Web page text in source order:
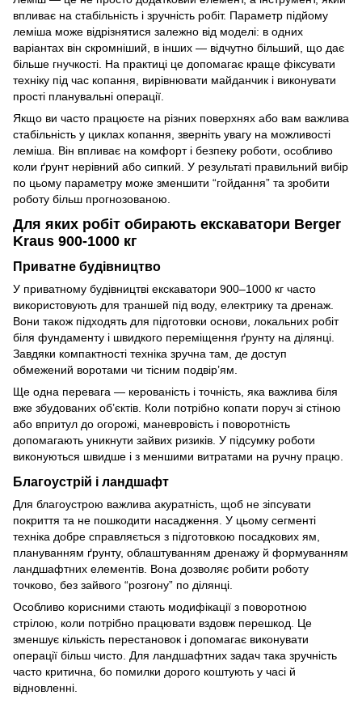
впливає на стабільність і зручність робіт. Параметр підйому
леміша може відрізнятися залежно від моделі: в одних
варіантах він скромніший, в інших — відчутно більший, що дає
більше гнучкості. На практиці це допомагає краще фіксувати
техніку під час копання, вирівнювати майданчик і виконувати
прості планувальні операції.
Якщо ви часто працюєте на різних поверхнях або вам важлива
стабільність у циклах копання, зверніть увагу на можливості
леміша. Він впливає на комфорт і безпеку роботи, особливо
коли ґрунт нерівний або сипкий. У результаті правильний вибір
по цьому параметру може зменшити “гойдання” та зробити
роботу більш прогнозованою.
Для яких робіт обирають екскаватори Berger
Kraus 900-1000 кг
Приватне будівництво
У приватному будівництві екскаватори 900–1000 кг часто
використовують для траншей під воду, електрику та дренаж.
Вони також підходять для підготовки основи, локальних робіт
біля фундаменту і швидкого переміщення ґрунту на ділянці.
Завдяки компактності техніка зручна там, де доступ
обмежений воротами чи тісним подвір’ям.
Ще одна перевага — керованість і точність, яка важлива біля
вже збудованих об’єктів. Коли потрібно копати поруч зі стіною
або впритул до огорожі, маневровість і поворотність
допомагають уникнути зайвих ризиків. У підсумку роботи
виконуються швидше і з меншими витратами на ручну працю.
Благоустрій і ландшафт
Для благоустрою важлива акуратність, щоб не зіпсувати
покриття та не пошкодити насадження. У цьому сегменті
техніка добре справляється з підготовкою посадкових ям,
плануванням ґрунту, облаштуванням дренажу й формуванням
ландшафтних елементів. Вона дозволяє робити роботу
точково, без зайвого “розгону” по ділянці.
Особливо корисними стають модифікації з поворотною
стрілою, коли потрібно працювати вздовж перешкод. Це
зменшує кількість перестановок і допомагає виконувати
операції більш чисто. Для ландшафтних задач така зручність
часто критична, бо помилки дорого коштують у часі й
відновленні.